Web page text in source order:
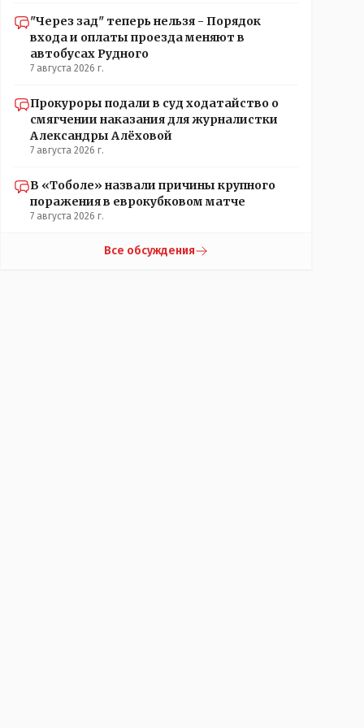
"Через зад" теперь нельзя - Порядок
входа и оплаты проезда меняют в
автобусах Рудного
7 августа 2026 г.
Прокуроры подали в суд ходатайство о
смягчении наказания для журналистки
Александры Алёховой
7 августа 2026 г.
В «Тоболе» назвали причины крупного
поражения в еврокубковом матче
7 августа 2026 г.
Все обсуждения